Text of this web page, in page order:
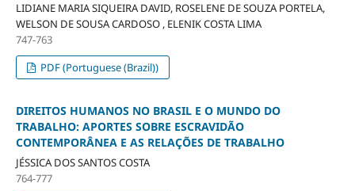
LIDIANE MARIA SIQUEIRA DAVID, ROSELENE DE SOUZA PORTELA,
WELSON DE SOUSA CARDOSO , ELENIK COSTA LIMA
747-763
PDF (Portuguese (Brazil))
DIREITOS HUMANOS NO BRASIL E O MUNDO DO
TRABALHO: APORTES SOBRE ESCRAVIDÃO
CONTEMPORÂNEA E AS RELAÇÕES DE TRABALHO
JÉSSICA DOS SANTOS COSTA
764-777